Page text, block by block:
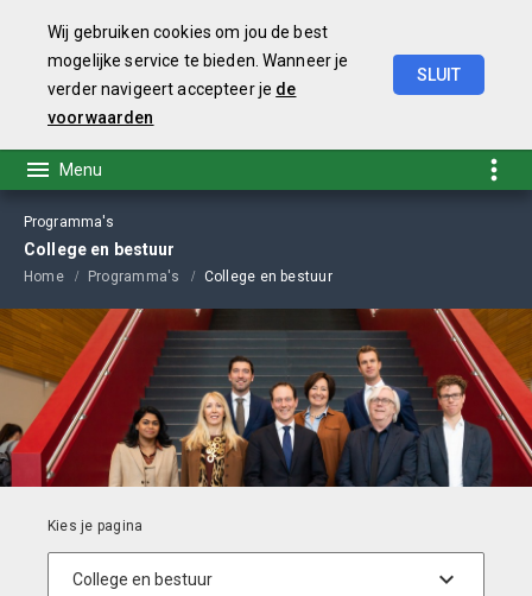
Programma's
College en bestuur
Home Programma's College en bestuur
Wij gebruiken cookies om jou de best
mogelijke service te bieden. Wanneer je
verder navigeert accepteer je de
voorwaarden
SLUIT